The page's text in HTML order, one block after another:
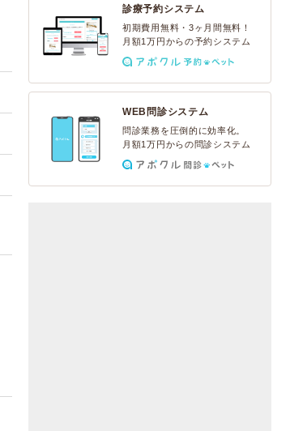
診療予約システム
初期費用無料・3ヶ月間無料！
月額1万円からの予約システム
WEB問診システム
問診業務を圧倒的に効率化。
月額1万円からの問診システム